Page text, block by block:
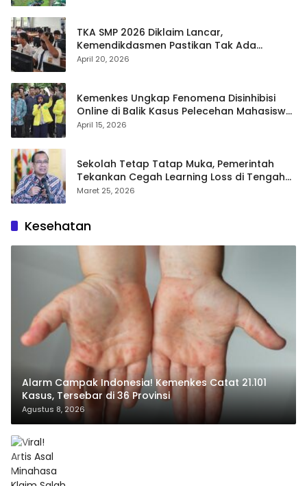
TKA SMP 2026 Diklaim Lancar,
Kemendikdasmen Pastikan Tak Ada
Kebocoran Soal
April 20, 2026
Kemenkes Ungkap Fenomena Disinhibisi
Online di Balik Kasus Pelecehan Mahasiswa
FH UI
April 15, 2026
Sekolah Tetap Tatap Muka, Pemerintah
Tekankan Cegah Learning Loss di Tengah
Krisis Global
Maret 25, 2026
Kesehatan
Alarm Campak Indonesia! Kemenkes Catat 21.101
Kasus, Tersebar di 36 Provinsi
Agustus 8, 2026